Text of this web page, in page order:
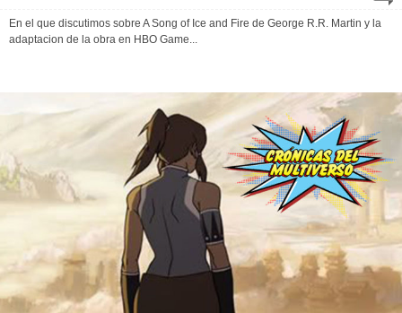
En el que discutimos sobre A Song of Ice and Fire de George R.R. Martin y la
adaptacion de la obra en HBO Game...